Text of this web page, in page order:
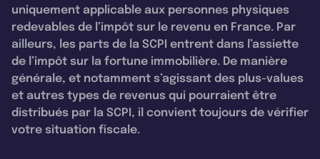
uniquement applicable aux personnes physiques
redevables de l’impôt sur le revenu en France. Par
ailleurs, les parts de la SCPI entrent dans l’assiette
de l’impôt sur la fortune immobilière. De manière
générale, et notamment s’agissant des plus-values
et autres types de revenus qui pourraient être
distribués par la SCPI, il convient toujours de vérifier
votre situation fiscale.